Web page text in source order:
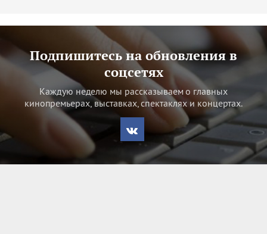
Подпишитесь на обновления в
соцсетях
Каждую неделю мы рассказываем о главных
кинопремьерах, выставках, спектаклях и концертах.